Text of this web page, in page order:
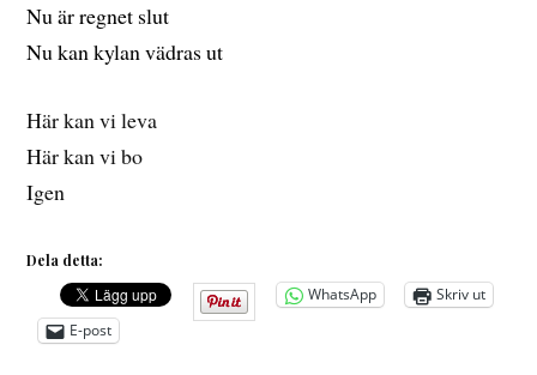
Nu är regnet slut
Nu kan kylan vädras ut
Här kan vi leva
Här kan vi bo
Igen
Dela detta:
WhatsApp
Skriv ut
E-post